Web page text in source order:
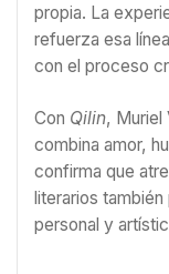
propia. La
refuerza esa
con el proceso
Con Qilin, Muriel
combina amor,
confirma que
literarios
personal y